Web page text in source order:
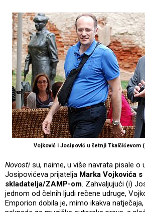
Vojković i Josipović u šetnji Tkalčićevom
Novosti su, naime, u više navrata pisale o
Josipovićeva prijatelja Marka Vojkovića
skladatelja/ZAMP-om. Zahvaljujući (i)
jednom od čelnih ljudi rečene udruge,
Emporion dobila je, mimo ikakva